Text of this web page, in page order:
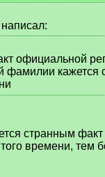
официальной
фамилии кажется
странным
времени, тем